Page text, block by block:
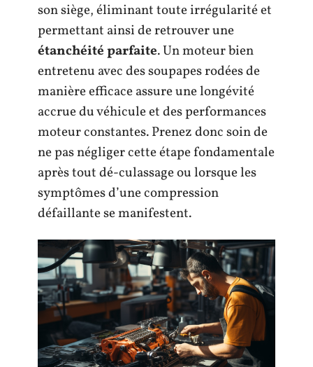
son siège, éliminant toute irrégularité et
permettant ainsi de retrouver une
étanchéité parfaite. Un moteur bien
entretenu avec des soupapes rodées de
manière efficace assure une longévité
accrue du véhicule et des performances
moteur constantes. Prenez donc soin de
ne pas négliger cette étape fondamentale
après tout dé-culassage ou lorsque les
symptômes d’une compression
défaillante se manifestent.